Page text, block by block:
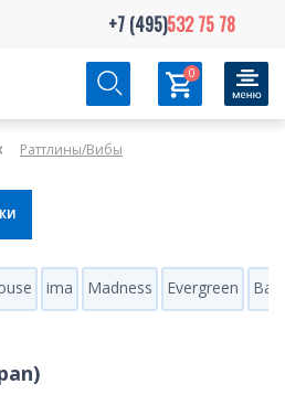
+7 (495)532 75 78
0
Раттлины/Вибы
ima Madness Evergreen